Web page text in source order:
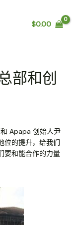
$0.00
部和创
Apapa 创始人尹
位的提升，给我们
要和能合作的力量